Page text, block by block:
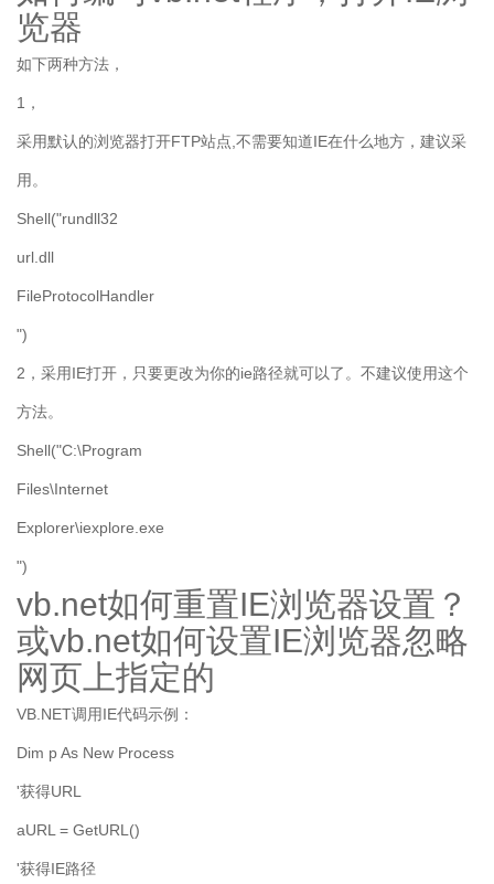
览器
如下两种方法，
1，
采用默认的浏览器打开FTP站点,不需要知道IE在什么地方，建议采
用。
Shell("rundll32
url.dll
FileProtocolHandler
")
2，采用IE打开，只要更改为你的ie路径就可以了。不建议使用这个
方法。
Shell("C:\Program
Files\Internet
Explorer\iexplore.exe
")
vb.net如何重置IE浏览器设置？
或vb.net如何设置IE浏览器忽略
网页上指定的
VB.NET调用IE代码示例：
Dim p As New Process
'获得URL
aURL = GetURL()
'获得IE路径